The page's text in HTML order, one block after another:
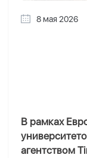
8 мая 2026
В рамках
агентством